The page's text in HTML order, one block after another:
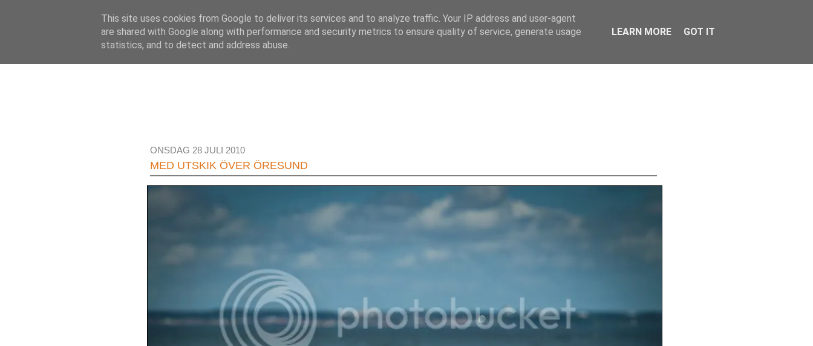
ONSDAG 28 JULI 2010
MED UTSKIK ÖVER ÖRESUND
This site uses cookies from Google to deliver its services and to analyze traffic. Your IP address and user-agent
are shared with Google along with performance and security metrics to ensure quality of service, generate usage
statistics, and to detect and address abuse.
LEARN MORE GOT IT